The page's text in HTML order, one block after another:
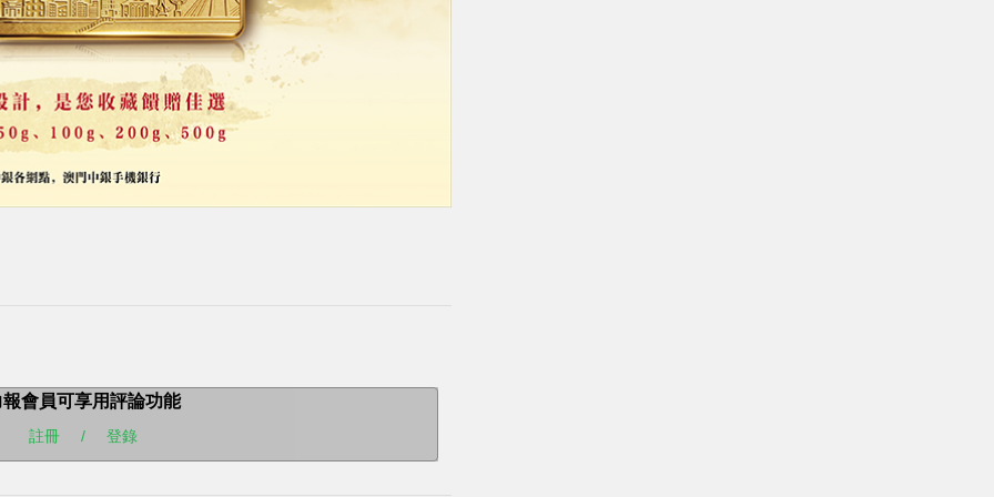
會員可享用評論功能
註冊 / 登錄